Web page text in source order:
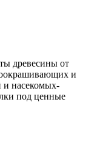
древесины от
и
и насекомых-
под ценные